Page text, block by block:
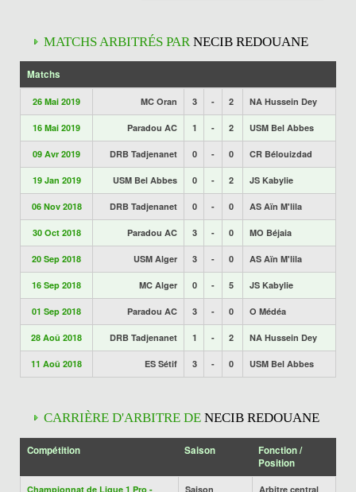
MATCHS ARBITRÉS PARNECIB REDOUANE
Matchs
26 Mai 2019 MC Oran 3 - 2 NA Hussein Dey
16 Mai 2019 Paradou AC 1 - 2 USM Bel Abbes
09 Avr 2019 DRB Tadjenanet 0 - 0 CR Bélouizdad
19 Jan 2019 USM Bel Abbes 0 - 2 JS Kabylie
06 Nov 2018 DRB Tadjenanet 0 - 0 AS Aïn M'lila
30 Oct 2018 Paradou AC 3 - 0 MO Béjaia
20 Sep 2018 USM Alger 3 - 0 AS Aïn M'lila
16 Sep 2018 MC Alger 0 - 5 JS Kabylie
01 Sep 2018 Paradou AC 3 - 0 O Médéa
28 Aoû 2018 DRB Tadjenanet 1 - 2 NA Hussein Dey
11 Aoû 2018 ES Sétif 3 - 0 USM Bel Abbes
CARRIÈRE D'ARBITRE DE NECIB REDOUANE
Compétition Saison
Fonction /
Position
Championnat de Ligue 1 Pro -
Saison
Arbitre central